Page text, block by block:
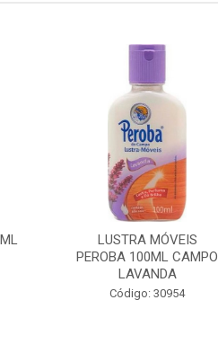
LUSTRA MÓVEIS
PEROBA 100ML CAMPO
LAVANDA
Código: 30954